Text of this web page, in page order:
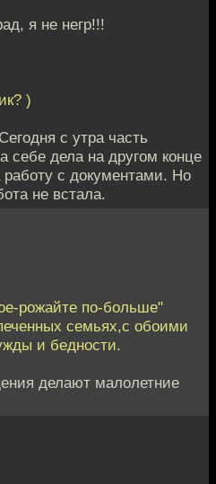
я не негр!!!
)
с утра часть
себе дела на другом конце
работу с документами. Но
не встала.
рожайте по-больше"
семьях,с обоими
и бедности.
делают малолетние